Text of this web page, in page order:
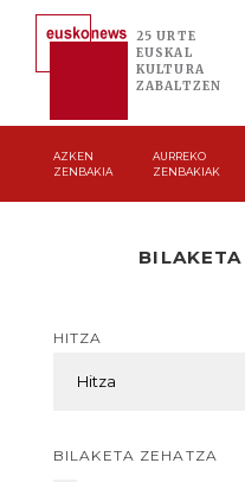
25 URTE
EUSKAL
KULTURA
ZABALTZEN
AZKEN
ZENBAKIA
AURREKO
ZENBAKIAK
HITZA
BILAKETA ZEHATZA